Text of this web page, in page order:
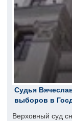
Судья
выборов в
Верховный суд